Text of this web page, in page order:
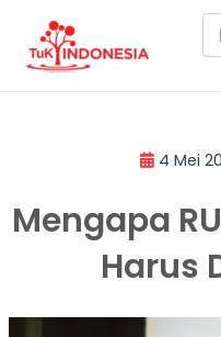
konten
4 Mei
Mengapa
Harus